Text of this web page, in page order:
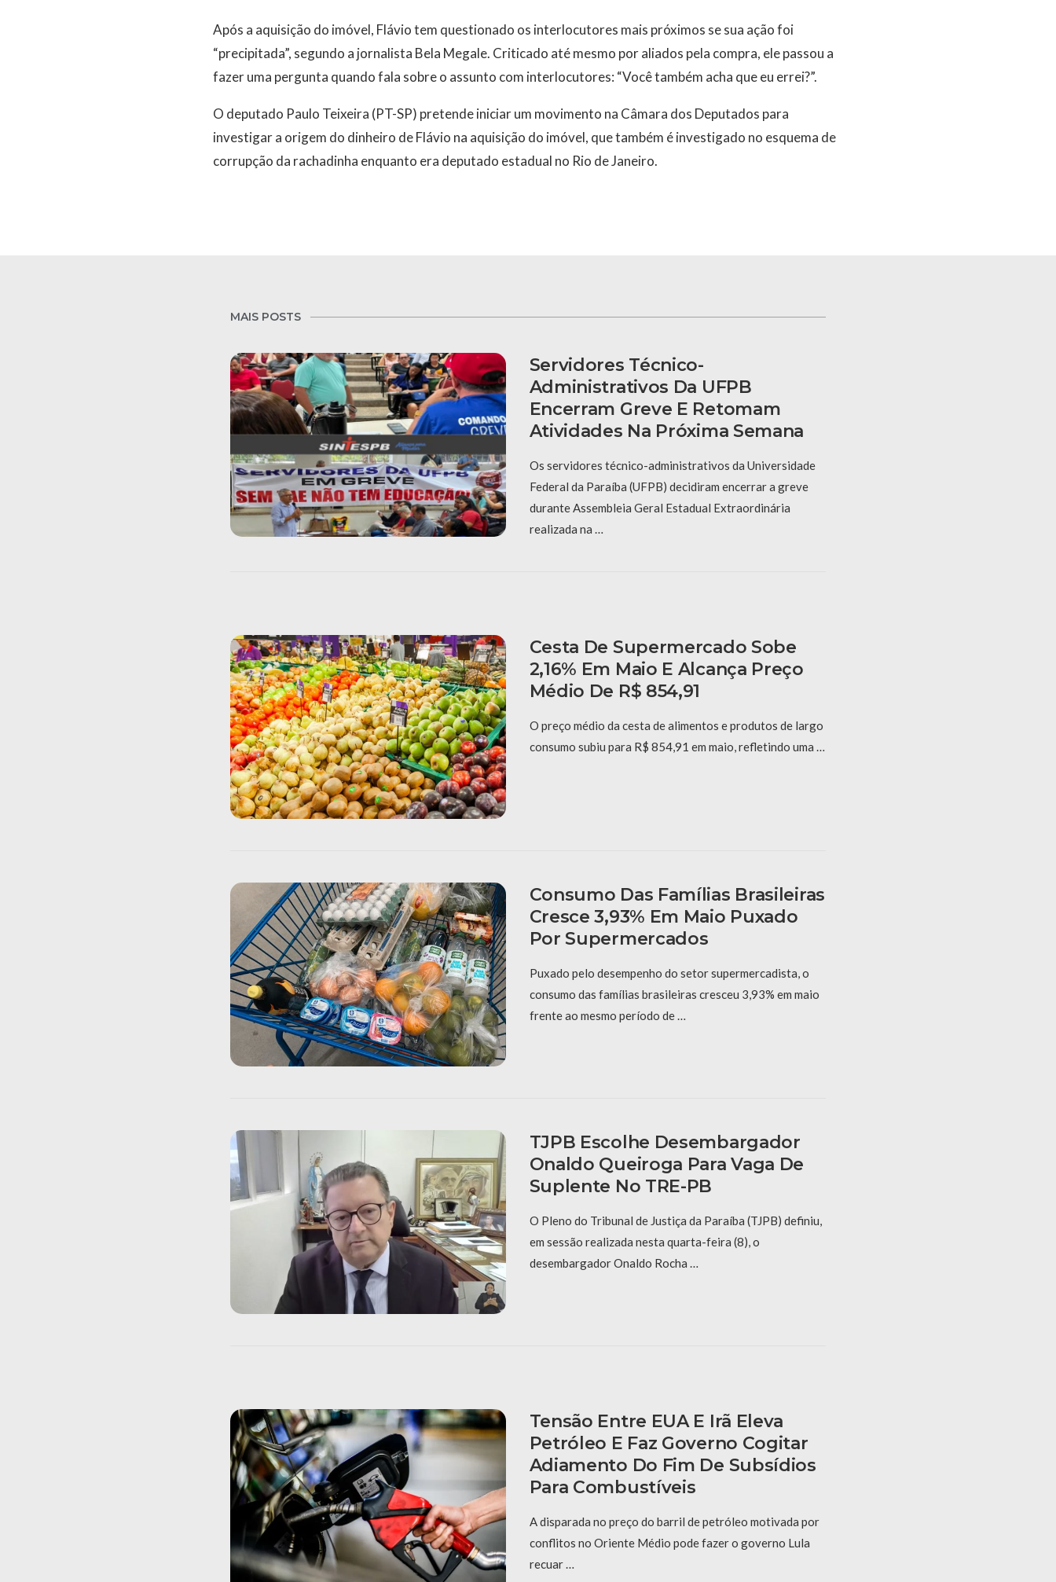
Após a aquisição do imóvel, Flávio tem questionado os interlocutores mais próximos se sua ação foi
“precipitada”, segundo a jornalista Bela Megale. Criticado até mesmo por aliados pela compra, ele passou a
fazer uma pergunta quando fala sobre o assunto com interlocutores: “Você também acha que eu errei?”.
O deputado Paulo Teixeira (PT-SP) pretende iniciar um movimento na Câmara dos Deputados para
investigar a origem do dinheiro de Flávio na aquisição do imóvel, que também é investigado no esquema de
corrupção da rachadinha enquanto era deputado estadual no Rio de Janeiro.
MAIS POSTS
Servidores Técnico-
Administrativos Da UFPB
Encerram Greve E Retomam
Atividades Na Próxima Semana
Os servidores técnico-administrativos da Universidade
Federal da Paraíba (UFPB) decidiram encerrar a greve
durante Assembleia Geral Estadual Extraordinária
realizada na …
Cesta De Supermercado Sobe
2,16% Em Maio E Alcança Preço
Médio De R$ 854,91
O preço médio da cesta de alimentos e produtos de largo
consumo subiu para R$ 854,91 em maio, refletindo uma …
Consumo Das Famílias Brasileiras
Cresce 3,93% Em Maio Puxado
Por Supermercados
Puxado pelo desempenho do setor supermercadista, o
consumo das famílias brasileiras cresceu 3,93% em maio
frente ao mesmo período de …
TJPB Escolhe Desembargador
Onaldo Queiroga Para Vaga De
Suplente No TRE-PB
O Pleno do Tribunal de Justiça da Paraíba (TJPB) definiu,
em sessão realizada nesta quarta-feira (8), o
desembargador Onaldo Rocha …
Tensão Entre EUA E Irã Eleva
Petróleo E Faz Governo Cogitar
Adiamento Do Fim De Subsídios
Para Combustíveis
A disparada no preço do barril de petróleo motivada por
conflitos no Oriente Médio pode fazer o governo Lula
recuar …